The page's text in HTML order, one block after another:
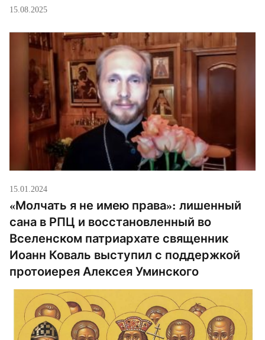
Кашинский Амвросий (Ермаков) провёл
приурочив его к началу переговоров на Аляске.
Для службы он использовал молитву святителя
Афанасия Сахарова — ту самую, которую многие
антивоенные священники тайно читают вместо
патриархийной […]
15.08.2025
15.01.2024
«Молчать я не имею права»: лишенный
сана в РПЦ и восстановленный во
Вселенском патриархате священник
Иоанн Коваль выступил с поддержкой
протоиерея Алексея Уминского